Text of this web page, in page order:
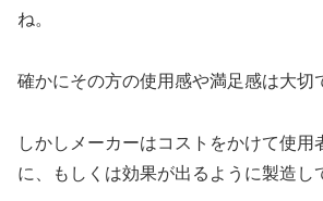
ね。
確かにその方の使用感や満足感は大切
しかしメーカーはコストをかけて使用
に、もしくは効果が出るように製造し